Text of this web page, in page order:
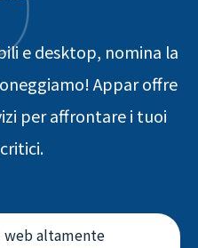
e desktop, nomina la
Appar offre
per affrontare i tuoi